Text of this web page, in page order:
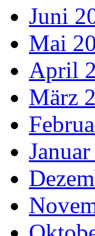
Juni
Mai
April
März